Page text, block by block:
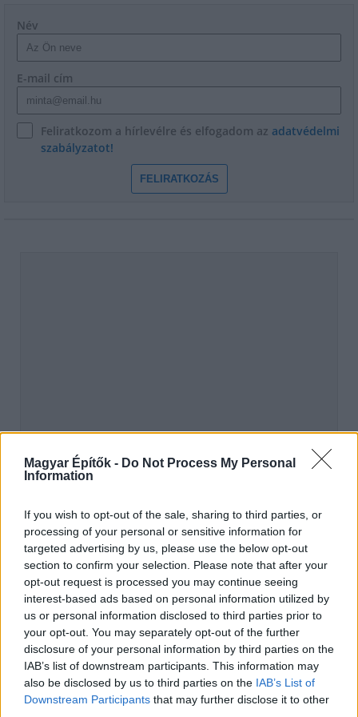
Magyar Építők - Do Not Process My Personal
Information
If you wish to opt-out of the sale, sharing to third parties, or
processing of your personal or sensitive information for
targeted advertising by us, please use the below opt-out
section to confirm your selection. Please note that after your
opt-out request is processed you may continue seeing
interest-based ads based on personal information utilized by
us or personal information disclosed to third parties prior to
your opt-out. You may separately opt-out of the further
disclosure of your personal information by third parties on the
IAB’s list of downstream participants. This information may
also be disclosed by us to third parties on the IAB’s List of
Downstream Participants that may further disclose it to other
Név
E-mail cím
Feliratkozom a hírlevélre és elfogadom az adatvédelmi
szabályzatot!
FELIRATKOZÁS
AJÁNLÓ
Mi épül?